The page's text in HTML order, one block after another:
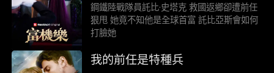
鋼鐵陸戰隊員託比·史塔克 救國返鄉卻遭前任
狠甩 她竟不知他是全球首富 託比亞斯會如何
打臉她
我的前任是特種兵